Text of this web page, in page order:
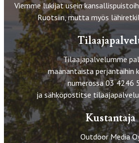
Viemme lukijat usein
Ruotsiin, mutta myös
Tilaajapalvelumme
maanantaista perjantaihin
numerossa 03 4246
ja sähköpostitse
Kustantaja
Outdoor Media